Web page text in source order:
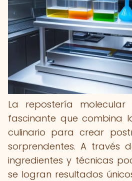
La repostería molecular
fascinante que combina
culinario para crear
sorprendentes. A través
ingredientes y técnicas
se logran resultados